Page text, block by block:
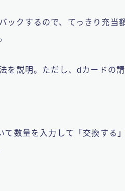
ックするので、てっきり充当
を説明。ただし、dカードの
て数量を入力して「交換する